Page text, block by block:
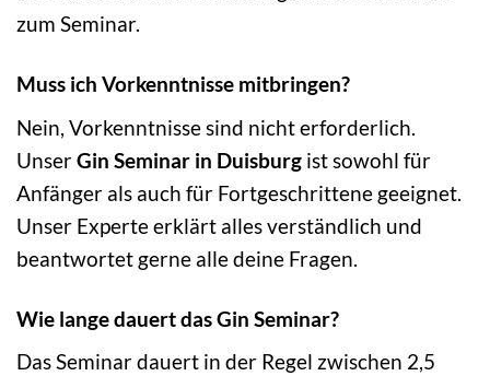
zum Seminar.
Muss ich Vorkenntnisse mitbringen?
Nein, Vorkenntnisse sind nicht erforderlich.
UnserGin Seminar in Duisburg ist sowohl für
Anfänger als auch für Fortgeschrittene geeignet.
Unser Experte erklärt alles verständlich und
beantwortet gerne alle deine Fragen.
Wie lange dauert das Gin Seminar?
Das Seminar dauert in der Regel zwischen 2,5